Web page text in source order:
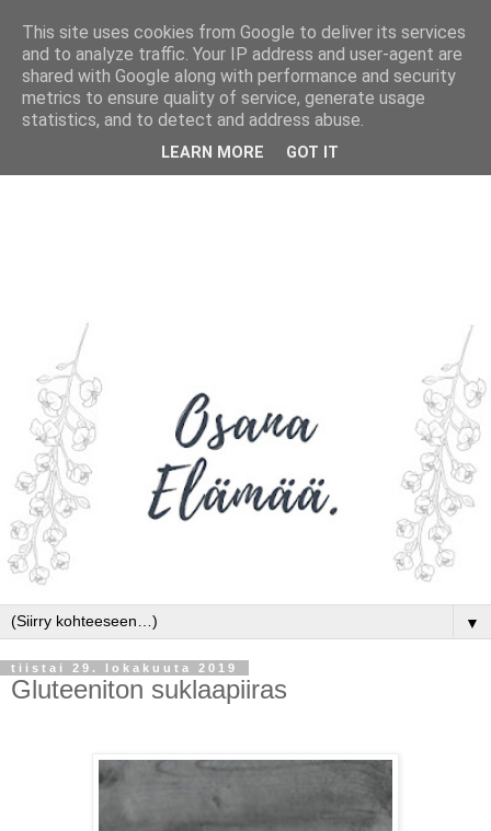
▼
tiistai 29. lokakuuta 2019
Gluteeniton suklaapiiras
This site uses cookies from Google to deliver its services
and to analyze traffic. Your IP address and user-agent are
shared with Google along with performance and security
metrics to ensure quality of service, generate usage
statistics, and to detect and address abuse.
LEARN MORE GOT IT